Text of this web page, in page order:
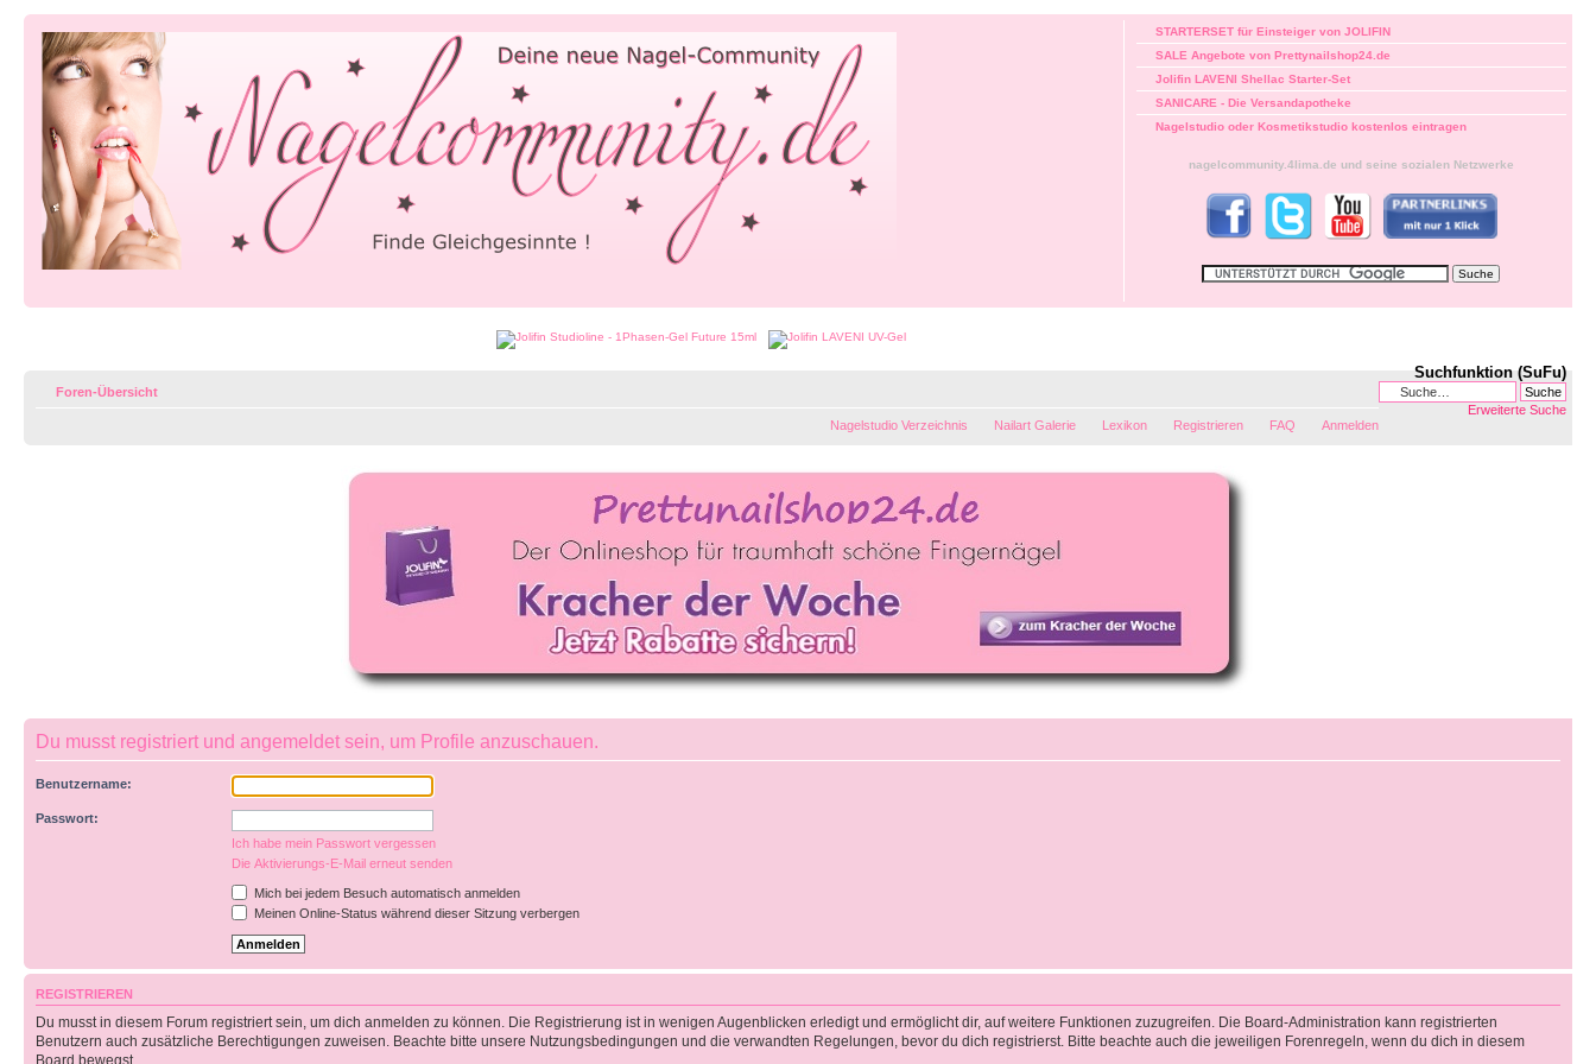
STARTERSET für Einsteiger von JOLIFIN
SALE Angebote von Prettynailshop24.de
Jolifin LAVENI Shellac Starter-Set
SANICARE - Die Versandapotheke
Nagelstudio oder Kosmetikstudio kostenlos eintragen
nagelcommunity.4lima.de und seine sozialen Netzwerke
Suchfunktion (SuFu)
Erweiterte Suche
Foren-Übersicht
Nagelstudio Verzeichnis Nailart Galerie Lexikon Registrieren FAQ Anmelden
Du musst registriert und angemeldet sein, um Profile anzuschauen.
Benutzername:
Passwort:
Ich habe mein Passwort vergessen
Die Aktivierungs-E-Mail erneut senden
Mich bei jedem Besuch automatisch anmelden
Meinen Online-Status während dieser Sitzung verbergen
REGISTRIEREN
Du musst in diesem Forum registriert sein, um dich anmelden zu können. Die Registrierung ist in wenigen Augenblicken erledigt und ermöglicht dir, auf weitere Funktionen zuzugreifen. Die Board-Administration kann registrierten
Benutzern auch zusätzliche Berechtigungen zuweisen. Beachte bitte unsere Nutzungsbedingungen und die verwandten Regelungen, bevor du dich registrierst. Bitte beachte auch die jeweiligen Forenregeln, wenn du dich in diesem
Board bewegst.